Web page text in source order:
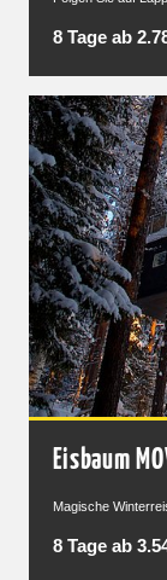
8 Tage ab
Eisbaum
Magische
8 Tage ab